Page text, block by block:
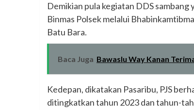
Demikian pula kegiatan DDS
Binmas Polsek melalui
Batu Bara.
Baca Juga Bawaslu Way Kanan
Kedepan, dikatakan Pasaribu, PJS
ditingkatkan tahun 2023 dan tahun-